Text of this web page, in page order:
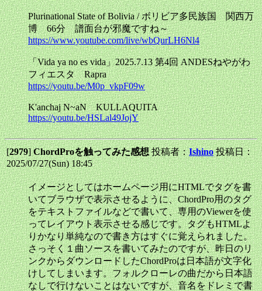
Plurinational State of Bolivia / ボリビア多民族国 関西万
博 66分 譜面台が邪魔ですね～
https://www.youtube.com/live/wbQurLH6Nl4
「Vida ya no es vida」2025.7.13 第4回 ANDESねやがわ
フィエスタ Rapra
https://youtu.be/M0p_vkpF09w
K'anchaj N~aN KULLAQUITA
https://youtu.be/HSLal49JojY
[2979]ChordProを触ってみた感想投稿者：Ishino 投稿日：
2025/07/27(Sun) 18:45
イメージとしてはホームページ用にHTMLでタグを書
いてブラウザで表示させるように、ChordPro用のタグ
をテキストファイルなどで書いて、専用のViewerを使
ってレイアウト表示させる感じです。タグもHTMLよ
りかなり単純なので書き方はすぐに覚えられました。
さっそく１曲ソースを書いてみたのですが、昨日のリ
ンクからダウンロードしたChordProは日本語が文字化
けしてしまいます。フォルクローレの曲だから日本語
なしで行けないことはないですが、音名をドレミで書